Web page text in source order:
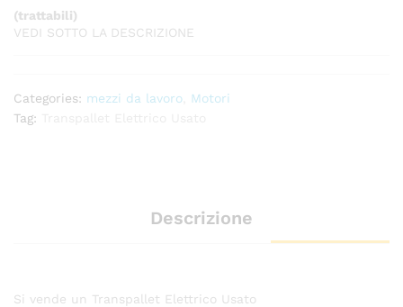
(trattabili)
VEDI SOTTO LA DESCRIZIONE
Categories: mezzi da lavoro
Motori
Tag:
Descrizione
Si vende un Transpallet Elettrico Usato